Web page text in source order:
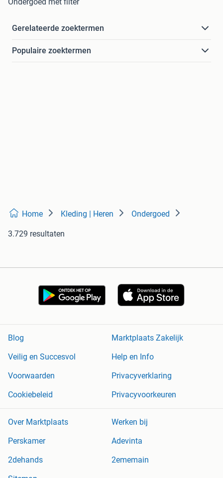
Gerelateerde zoektermen
Populaire zoektermen
Home Kleding | Heren Ondergoed
3.729 resultaten
Blog
Marktplaats Zakelijk
Veilig en Succesvol
Help en Info
Voorwaarden
Privacyverklaring
Cookiebeleid
Privacyvoorkeuren
Over Marktplaats
Werken bij
Perskamer
Adevinta
2dehands
2ememain